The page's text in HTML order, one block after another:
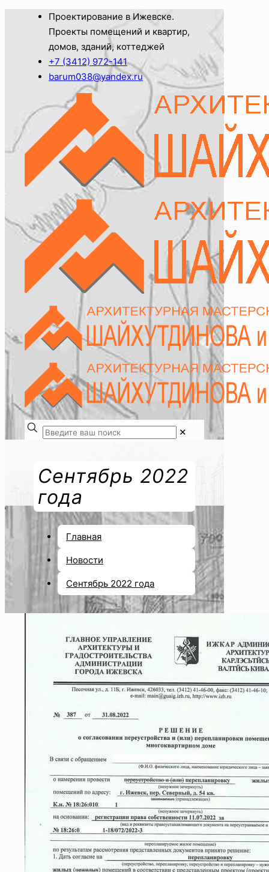
Проектирование в Ижевске.
Проекты помещений и квартир,
домов, зданий, коттеджей
+7 (3412) 972-141
barum038@yandex.ru
✕
Сентябрь 2022
года
Главная
Новости
Сентябрь 2022 года